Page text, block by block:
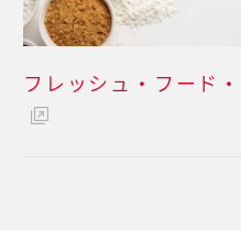
フレッシュ・フード・